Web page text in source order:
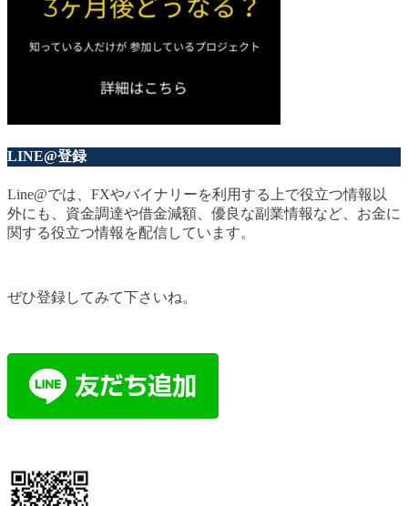
LINE@登録
Line@では、FXやバイナリーを利用する上で役立つ情報以
外にも、資金調達や借金減額、優良な副業情報など、お金に
関する役立つ情報を配信しています。
ぜひ登録してみて下さいね。